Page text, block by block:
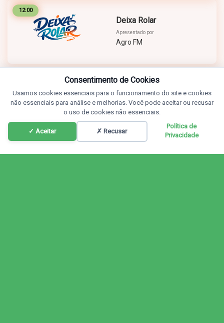
12:00
Deixa Rolar
Apresentado por
Agro FM
Programação
Consentimento de Cookies
Usamos cookies essenciais para o funcionamento do site e cookies
não essenciais para análise e melhorias. Você pode aceitar ou recusar
o uso de cookies não essenciais.
✓ Aceitar ✗ Recusar
Política de
Privacidade